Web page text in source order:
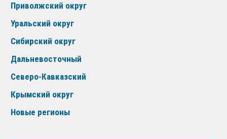
Приволжский округ
Уральский округ
Сибирский округ
Дальневосточный
Северо-Кавказский
Крымский округ
Новые регионы